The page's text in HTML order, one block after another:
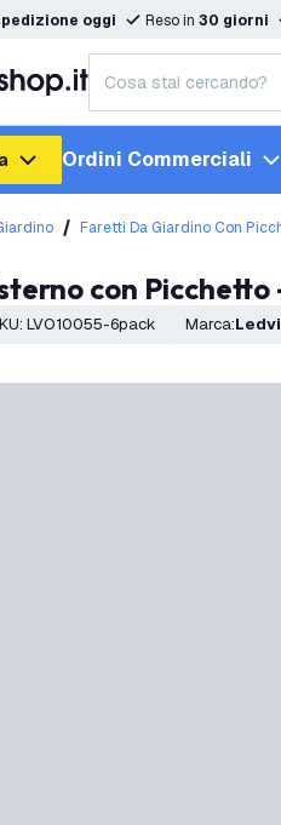
oggi Reso in 30 giorni
Ordini Commerciali
Faretti Da Giardino Con
con
: LVO10055-6pack Marca: